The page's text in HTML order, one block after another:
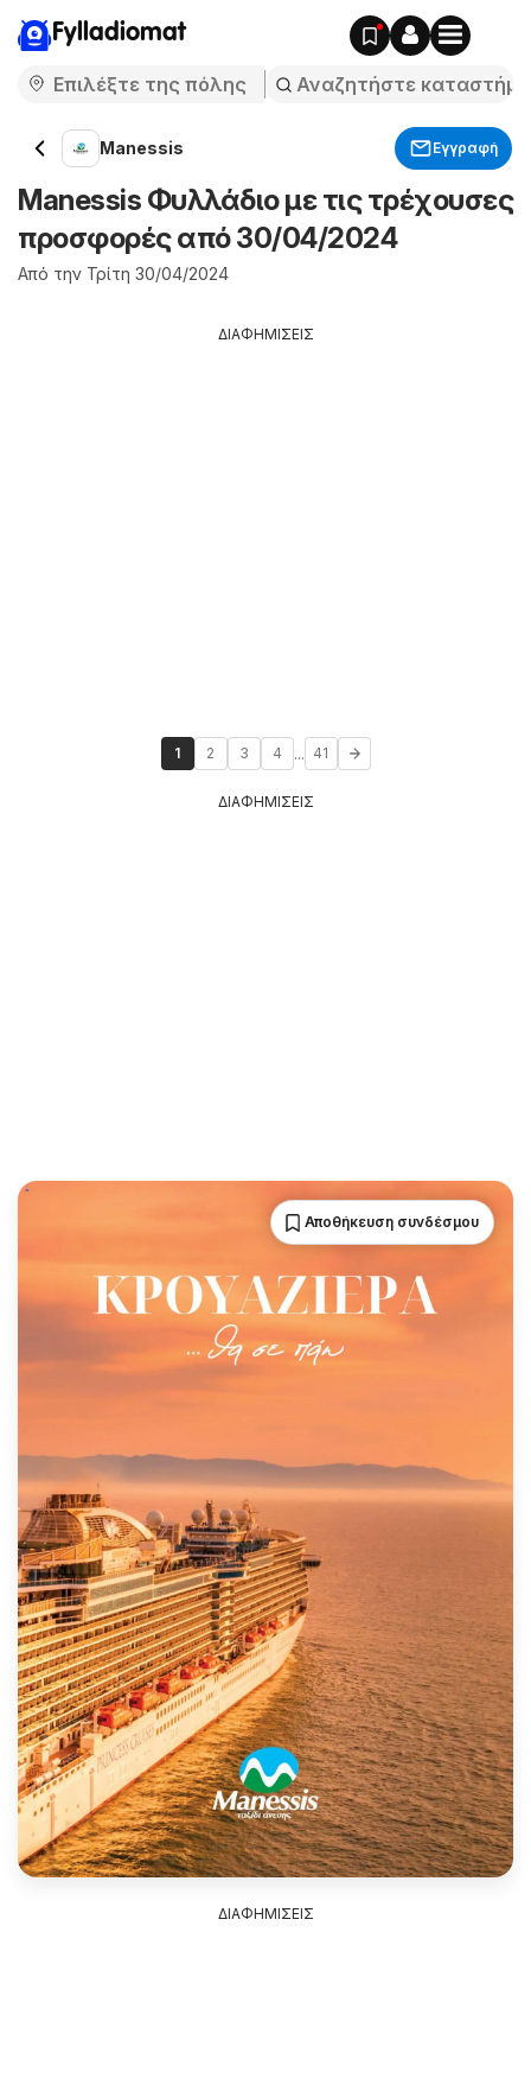
Fylladiomat
Manessis Εγγραφή
Manessis Φυλλάδιο με τις τρέχουσες
προσφορές από 30/04/2024
Από την Τρίτη 30/04/2024
ΔΙΑΦΗΜΙΣΕΙΣ
1 2 3 4 ... 41
ΔΙΑΦΗΜΙΣΕΙΣ
Αποθήκευση συνδέσμου
ΔΙΑΦΗΜΙΣΕΙΣ